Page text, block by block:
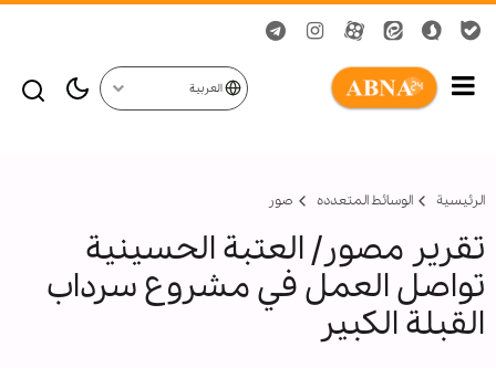
العربية
الرئيسية الوسائط المتعدده صور
تقرير مصور/ العتبة الحسينية
تواصل العمل في مشروع سرداب
القبلة الكبير